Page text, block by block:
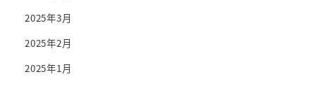
2025年3月
2025年2月
2025年1月